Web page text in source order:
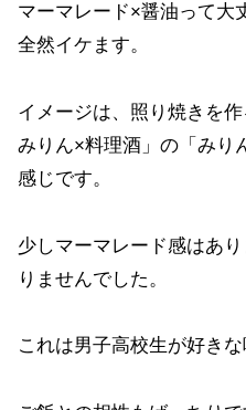
マーマレード×醤油って大
全然イケます。
イメージは、照り焼きを
みりん×料理酒」の「みり
感じです。
少しマーマレード感はあ
りませんでした。
これは男子高校生が好き